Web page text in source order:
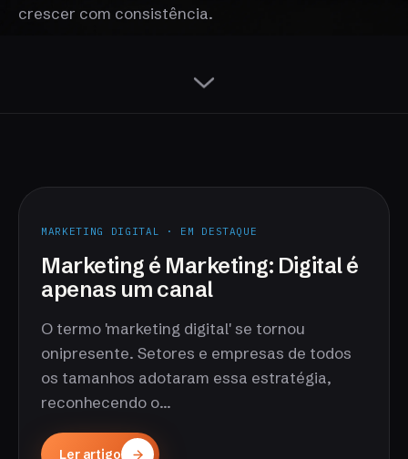
crescer com consistência.
MARKETING DIGITAL · EM DESTAQUE
Marketing é Marketing: Digital é
apenas um canal
O termo 'marketing digital' se tornou
onipresente. Setores e empresas de todos
os tamanhos adotaram essa estratégia,
reconhecendo o...
Ler artigo